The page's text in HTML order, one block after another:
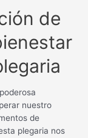
de
nuestro
de
plegaria nos